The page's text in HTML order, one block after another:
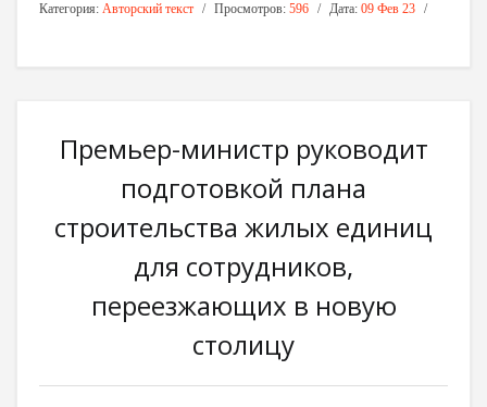
Категория: Авторский текст Просмотров: 596 Дата: 09 Фев 23
Премьер-министр руководит
подготовкой плана
строительства жилых единиц
для сотрудников,
переезжающих в новую
столицу